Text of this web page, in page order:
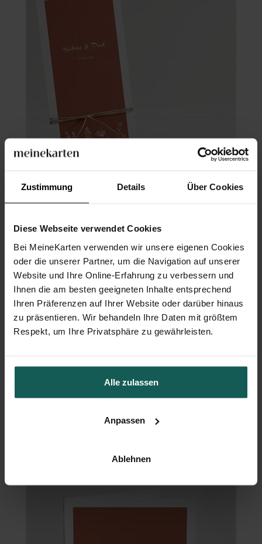
Zustimmung Details Über Cookies
Diese Webseite verwendet Cookies
Bei MeineKarten verwenden wir unsere eigenen Cookies
oder die unserer Partner, um die Navigation auf unserer
Website und Ihre Online-Erfahrung zu verbessern und
Ihnen die am besten geeigneten Inhalte entsprechend
Ihren Präferenzen auf Ihrer Website oder darüber hinaus
zu präsentieren. Wir behandeln Ihre Daten mit größtem
Respekt, um Ihre Privatsphäre zu gewährleisten.
Alle zulassen
Anpassen
Ablehnen